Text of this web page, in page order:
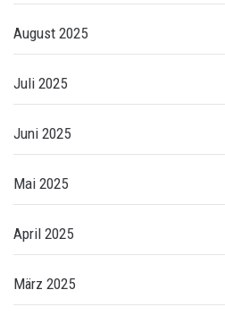
August 2025
Juli 2025
Juni 2025
Mai 2025
April 2025
März 2025